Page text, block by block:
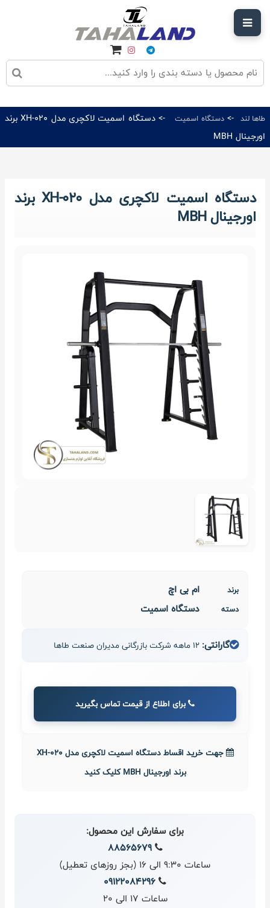
طاها لند ->دستگاه اسمیت
-> دستگاه اسمیت لاکچری مدل XH-020 برند
اورجینال MBH
دستگاه اسمیت لاکچری مدل XH-020 برند
اورجینال MBH
برند ام بی اچ
دسته دستگاه اسمیت
گارانتی:
برای اطلاع از قیمت تماس بگیرید
جهت خرید اقساط دستگاه اسمیت لاکچری مدل XH-020
برند اورجینال MBH کلیک کنید
برای سفارش این محصول:
88565679
ساعات 9:30 الی 16 (بجز روزهای تعطیل)
09122084296
ساعات 17 الی 20